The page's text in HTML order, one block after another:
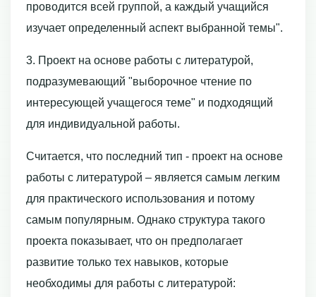
проводится всей группой, а каждый учащийся
изучает определенный аспект выбранной темы".
3. Проект на основе работы с литературой,
подразумевающий "выборочное чтение по
интересующей учащегося теме" и подходящий
для индивидуальной работы.
Считается, что последний тип - проект на основе
работы с литературой – является самым легким
для практического использования и потому
самым популярным. Однако структура такого
проекта показывает, что он предполагает
развитие только тех навыков, которые
необходимы для работы с литературой: